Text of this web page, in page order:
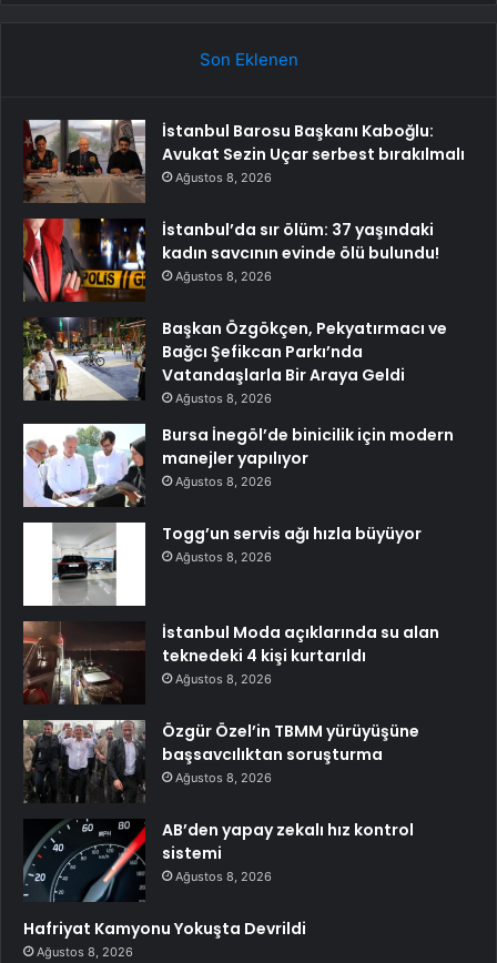
Son Eklenen
İstanbul Barosu Başkanı Kaboğlu:
Avukat Sezin Uçar serbest bırakılmalı
Ağustos 8, 2026
İstanbul’da sır ölüm: 37 yaşındaki
kadın savcının evinde ölü bulundu!
Ağustos 8, 2026
Başkan Özgökçen, Pekyatırmacı ve
Bağcı Şefikcan Parkı’nda
Vatandaşlarla Bir Araya Geldi
Ağustos 8, 2026
Bursa İnegöl’de binicilik için modern
manejler yapılıyor
Ağustos 8, 2026
Togg’un servis ağı hızla büyüyor
Ağustos 8, 2026
İstanbul Moda açıklarında su alan
teknedeki 4 kişi kurtarıldı
Ağustos 8, 2026
Özgür Özel’in TBMM yürüyüşüne
başsavcılıktan soruşturma
Ağustos 8, 2026
AB’den yapay zekalı hız kontrol
sistemi
Ağustos 8, 2026
Hafriyat Kamyonu Yokuşta Devrildi
Ağustos 8, 2026